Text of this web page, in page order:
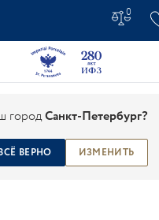
городСанкт-Петербург?
ВЕРНО ИЗМЕНИТЬ
0
Чашки с
/
180 мл., форма Ландыш
(кобальт) арт. 81.16086.00.1